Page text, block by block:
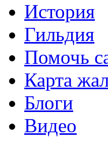
История
Гильдия
Помочь
Карта
Блоги
Видео